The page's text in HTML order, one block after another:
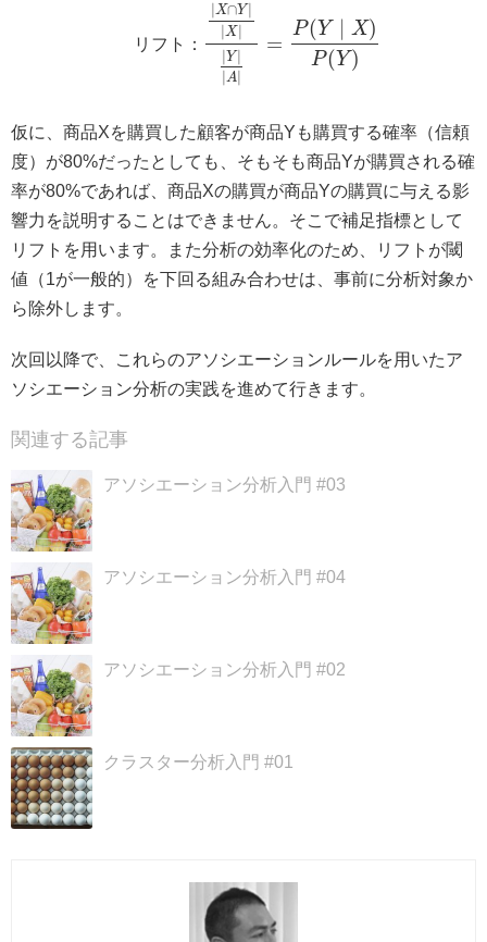
リ フ ト ：
X∩Y∣
∣X∣
∣ Y∣
∣A
=
P(Y ∣ X)
P(Y)
仮に、商品Xを購買した顧客が商品Yも購買する確率（信頼
度）が80%だったとしても、そもそも商品Yが購買される確
率が80%であれば、商品Xの購買が商品Yの購買に与える影
響力を説明することはできません。そこで補足指標として
リフトを用います。また分析の効率化のため、リフトが閾
値（1が一般的）を下回る組み合わせは、事前に分析対象か
ら除外します。
次回以降で、これらのアソシエーションルールを用いたア
ソシエーション分析の実践を進めて行きます。
関連する記事
アソシエーション分析入門 #03
アソシエーション分析入門 #04
アソシエーション分析入門 #02
クラスター分析入門 #01